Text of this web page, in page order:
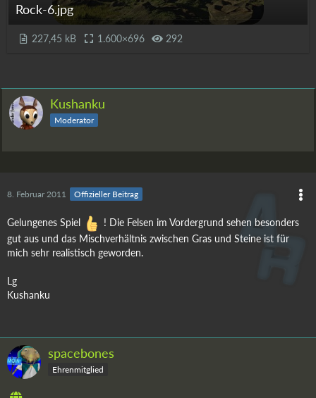
Rock-6.jpg
227,45 kB 1.600×696 292
Kushanku
Moderator
8. Februar 2011 Offizieller Beitrag
Gelungenes Spiel
! Die Felsen im Vordergrund sehen besonders
gut aus und das Mischverhältnis zwischen Gras und Steine ist für
mich sehr realistisch geworden.
Lg
Kushanku
spacebones
Ehrenmitglied